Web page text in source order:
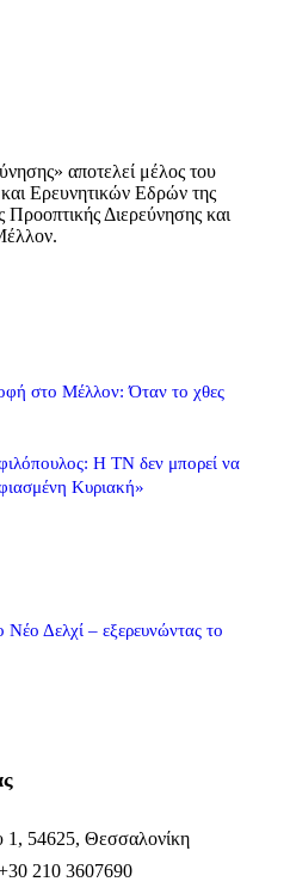
αποτελεί μέλος του
Ερευνητικών Εδρών της
Διερεύνησης και
στο Μέλλον: Όταν το χθες
Η ΤΝ δεν μπορεί να
Κυριακή»
Δελχί – εξερευνώντας το
1, 54625, Θεσσαλονίκη
210 3607690